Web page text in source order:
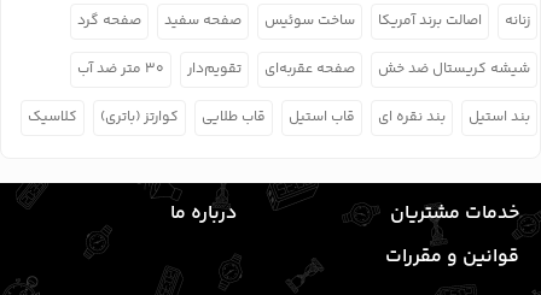
زنانه اصالت برند آمریکا ساخت سوئیس صفحه سفید صفحه گرد
شیشه کریستال ضد خش صفحه عقربه‌ای تقویم‌دار ۳۰ متر ضد آب
بند استیل بند نقره ای قاب استیل قاب طلایی کوارتز (باتری) کلاسیک
خدمات مشتریان
درباره ما
قوانین و مقررات